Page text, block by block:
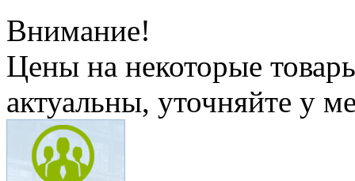
Внимание!
Цены на некоторые
актуальны, уточняйте у